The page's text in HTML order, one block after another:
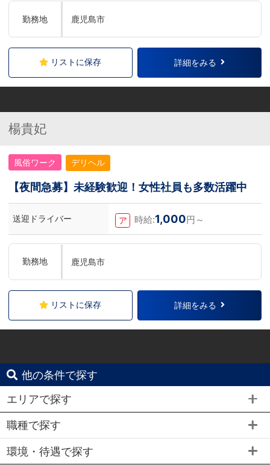
勤務地 鹿児島市
リストに保存 詳細をみる
楊貴妃
風俗ワーク デリヘル
【夜間急募】未経験歓迎！女性社員も多数活躍中
送迎ドライバー ア 時給:1,000円～
勤務地 鹿児島市
リストに保存 詳細をみる
他の条件で探す
エリアで探す
職種で探す
環境・待遇で探す